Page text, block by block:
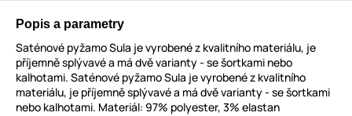
Popis a parametry
Saténové pyžamo Sula je vyrobené z kvalitního materiálu, je
příjemně splývavé a má dvě varianty - se šortkami nebo
kalhotami. Saténové pyžamo Sula je vyrobené z kvalitního
materiálu, je příjemně splývavé a má dvě varianty - se šortkami
nebo kalhotami. Materiál: 97% polyester, 3% elastan